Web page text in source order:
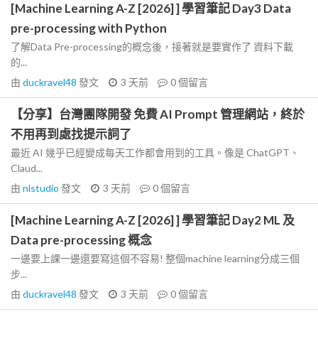
[Machine Learning A-Z [2026] ] 學習筆記 Day3 Data
pre-processing with Python
了解Data Pre-processing的概念後，接著就是要實作了 資料下載
的...
由 duckravel48 發文 3 天前 0個留言
【分享】台灣團隊開發 免費 AI Prompt 管理網站，終於
不用再到處找提示詞了
最近 AI 幾乎已經變成每天工作都會用到的工具。像是 ChatGPT、
Claud...
由 nlstudio 發文 3 天前 0個留言
[Machine Learning A-Z [2026] ] 學習筆記 Day2 ML 及
Data pre-processing 概念
一邊要上課一邊還要寫這個不容易! 整個machine learning分成三個
步...
由 duckravel48 發文 3 天前 0個留言